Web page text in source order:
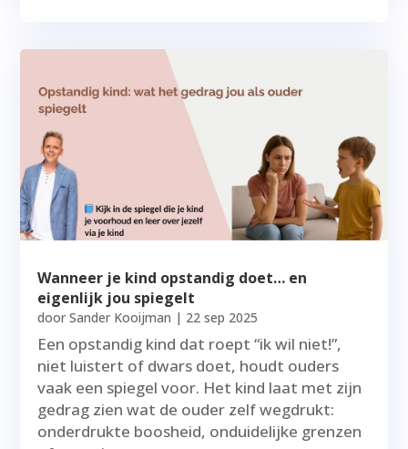
Wanneer je kind opstandig doet… en
eigenlijk jou spiegelt
doorSander Kooijman | 22 sep 2025
Een opstandig kind dat roept “ik wil niet!”,
niet luistert of dwars doet, houdt ouders
vaak een spiegel voor. Het kind laat met zijn
gedrag zien wat de ouder zelf wegdrukt:
onderdrukte boosheid, onduidelijke grenzen